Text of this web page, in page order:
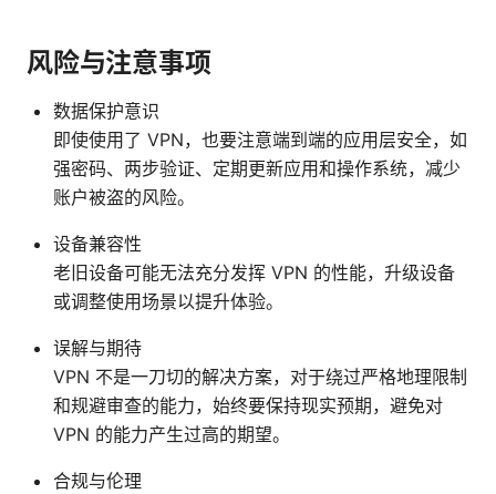
风险与注意事项
数据保护意识
即使使用了 VPN，也要注意端到端的应用层安全，如
强密码、两步验证、定期更新应用和操作系统，减少
账户被盗的风险。
设备兼容性
老旧设备可能无法充分发挥 VPN 的性能，升级设备
或调整使用场景以提升体验。
误解与期待
VPN 不是一刀切的解决方案，对于绕过严格地理限制
和规避审查的能力，始终要保持现实预期，避免对
VPN 的能力产生过高的期望。
合规与伦理